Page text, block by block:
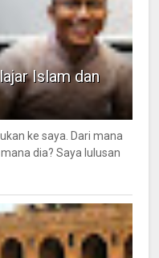
Islam dan
ke saya. Dari mana
dia? Saya lulusan